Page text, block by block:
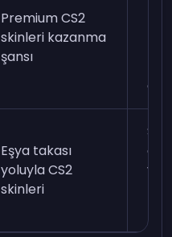
Premium CS2
skinleri kazanma
şansı
et.
Eşya takası
yoluyla CS2
skinleri